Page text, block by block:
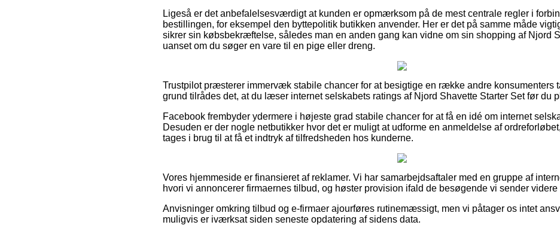
Ligeså er det anbefalelsesværdigt at kunden er opmærksom på de mest centrale regler i
bestillingen, for eksempel den byttepolitik butikken anvender. Her er det på samme måde
sikrer sin købsbekræftelse, således man en anden gang kan vidne om sin shopping af Njord
uanset om du søger en vare til en pige eller dreng.
Trustpilot præsterer immervæk stabile chancer for at besigtige en række andre konsumenters
grund tilrådes det, at du læser internet selskabets ratings af Njord Shavette Starter Set før du
Facebook frembyder ydermere i højeste grad stabile chancer for at få en idé om internet
Desuden er der nogle netbutikker hvor det er muligt at udforme en anmeldelse af
tages i brug til at få et indtryk af tilfredsheden hos kunderne.
Vores hjemmeside er finansieret af reklamer. Vi har samarbejdsaftaler med en gruppe af
hvori vi annoncerer firmaernes tilbud, og høster provision ifald de besøgende vi sender
Anvisninger omkring tilbud og e-firmaer ajourføres rutinemæssigt, men vi påtager os intet
muligvis er iværksat siden seneste opdatering af sidens data.